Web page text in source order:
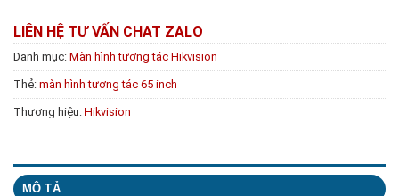
LIÊN HỆ TƯ VẤN CHAT ZALO
Danh mục: Màn hình tương tác Hikvision
Thẻ: màn hình tương tác 65 inch
Thương hiệu: Hikvision
MÔ TẢ